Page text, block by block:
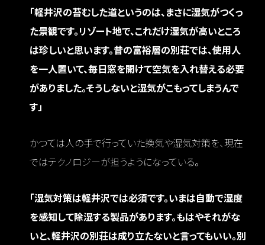
「軽井沢の苔むした道というのは、まさに湿気がつくっ
た景観です。リゾート地で、これだけ湿気が高いところ
は珍しいと思います。昔の富裕層の別荘では、使用人
を一人置いて、毎日窓を開けて空気を入れ替える必要
がありました。そうしないと湿気がこもってしまうんで
す」
かつては人の手で行っていた換気や湿気対策を、現在
ではテクノロジーが担うようになっている。
「湿気対策は軽井沢では必須です。いまは自動で湿度
を感知して除湿する製品があります。もはやそれがな
いと、軽井沢の別荘は成り立たないと言ってもいい。別